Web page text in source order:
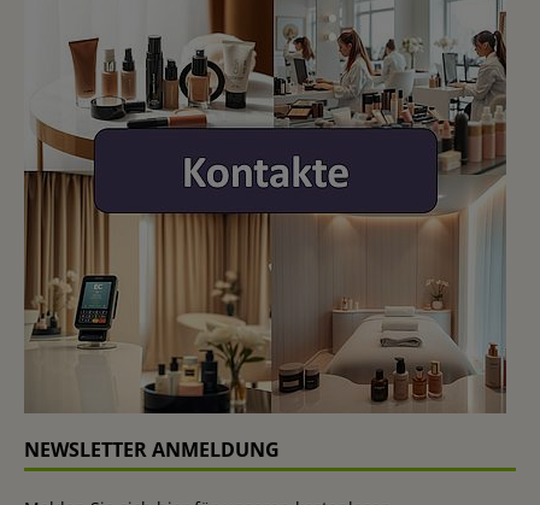
NEWSLETTER ANMELDUNG